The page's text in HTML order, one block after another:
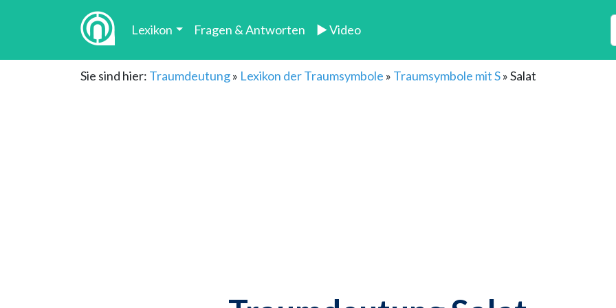
Lexikon Fragen & Antworten ► Video
Sie sind hier: Traumdeutung» Lexikon der Traumsymbole » Traumsymbole mit S»Salat